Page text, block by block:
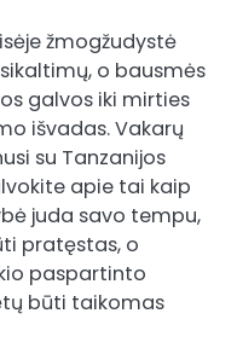
žmogžudystė
o bausmės
galvos iki mirties
išvadas. Vakarų
su Tanzanijos
apie tai kaip
juda savo tempu,
pratęstas, o
paspartinto
būti taikomas